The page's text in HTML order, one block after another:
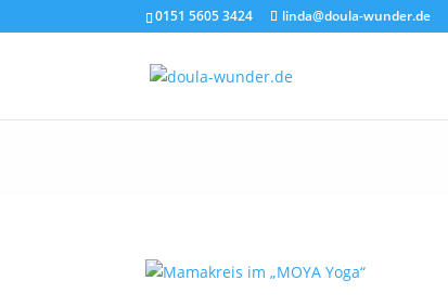
0151 5605 3424 linda@doula-wunder.de